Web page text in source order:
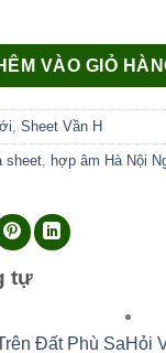
lượng
VÀO GIỎ
, Sheet Vần H
sheet, hợp âm Hà Nội
tự
Đất Phù SaHỏi